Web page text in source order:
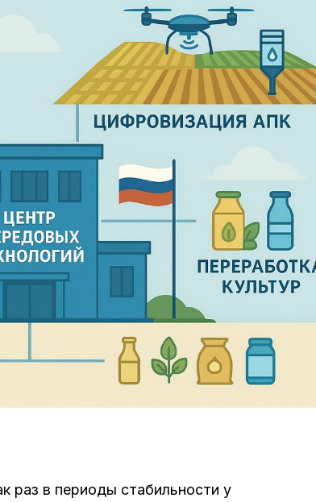
раз в периоды стабильности у